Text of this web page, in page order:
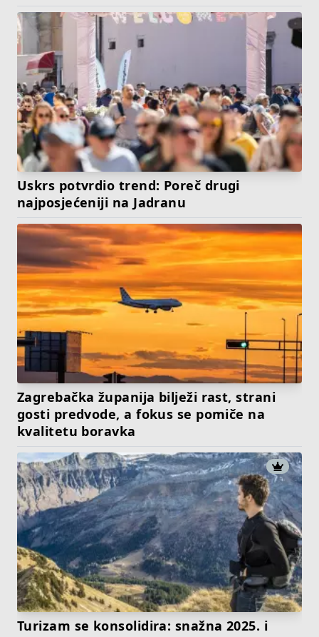
Uskrs potvrdio trend: Poreč drugi
najposjećeniji na Jadranu
Zagrebačka županija bilježi rast, strani
gosti predvode, a fokus se pomiče na
kvalitetu boravka
Turizam se konsolidira: snažna 2025. i